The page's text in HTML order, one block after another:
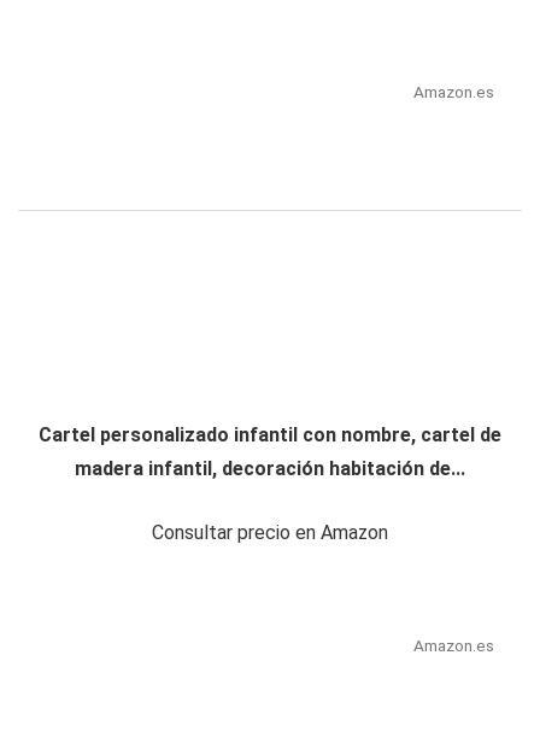
Amazon.es
Cartel personalizado infantil con nombre, cartel de
madera infantil, decoración habitación de...
Consultar precio en Amazon
Amazon.es